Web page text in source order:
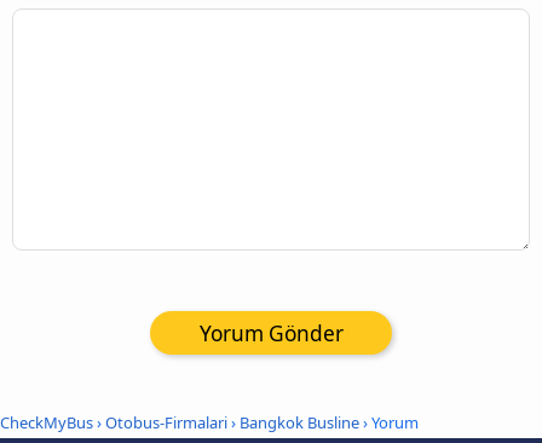
Yorum Gönder
CheckMyBus›Otobus-Firmalari› Bangkok Busline› Yorum